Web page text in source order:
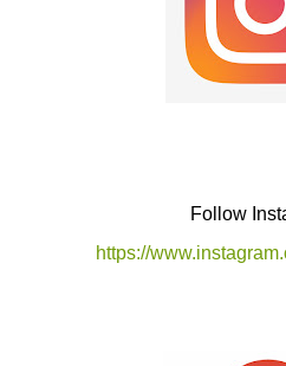
Follow
https://